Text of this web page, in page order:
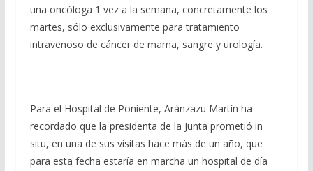
una oncóloga 1 vez a la semana, concretamente los
martes, sólo exclusivamente para tratamiento
intravenoso de cáncer de mama, sangre y urología.
Para el Hospital de Poniente, Aránzazu Martín ha
recordado que la presidenta de la Junta prometió in
situ, en una de sus visitas hace más de un año, que
para esta fecha estaría en marcha un hospital de día